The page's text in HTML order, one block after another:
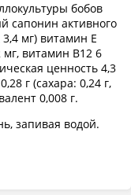
бобов
сапонин активного
мг) витамин Е
витамин B12 6
ценность 4,3
г (сахара: 0,24 г,
0,008 г.
запивая водой.